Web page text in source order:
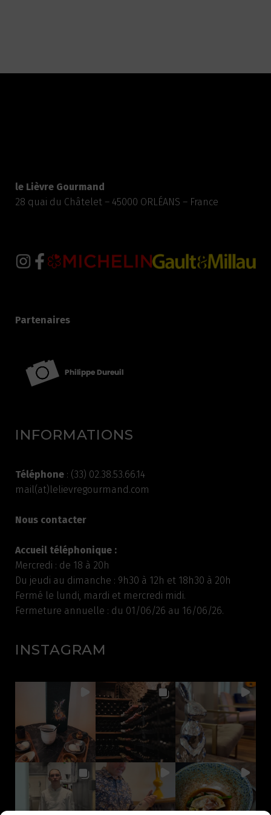
le Lièvre Gourmand
28 quai du Châtelet – 45000 ORLÉANS – France
Partenaires
INFORMATIONS
Téléphone : (33) 02.38.53.66.14
mail(at)lelievregourmand.com
Nous contacter
Accueil téléphonique :
Mercredi : de 18 à 20h
Du jeudi au dimanche : 9h30 à 12h et 18h30 à 20h
Fermé le lundi, mardi et mercredi midi.
Fermeture annuelle : du 01/06/26 au 16/06/26.
INSTAGRAM